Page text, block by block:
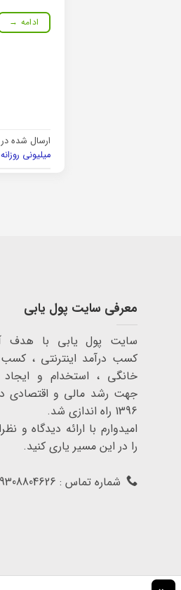
ادامه →
ارسال شده
میلیونی روزانه
معرفی سایت پول یابی
سایت پول یابی با هدف
کسب درآمد اینترنتی ،
خانگی ، استخدام و ایجاد
جهت رشد مالی و اقتصادی
1396 راه اندازی شد.
امیدوارم با ارائه دیدگاه و
را در این مسیر یاری کنید.
شماره تماس : 09308804626